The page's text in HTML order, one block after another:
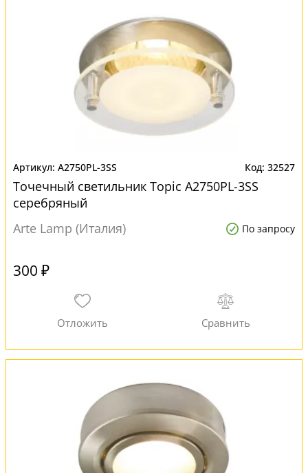
A2750PL-3SS 32527
Точечный светильник Topic A2750PL-3SS
серебряный
Arte Lamp (Италия)
По запросу
300 ₽